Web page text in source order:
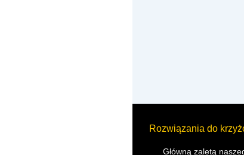
Rozwiązania do
Główną zaletą